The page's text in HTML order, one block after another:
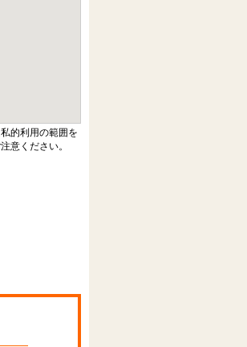
的利用の範囲を
意ください。